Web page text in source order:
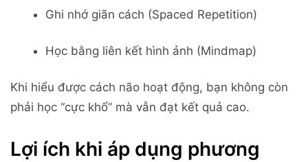
Ghi nhớ giãn cách (Spaced Repetition)
Học bằng liên kết hình ảnh (Mindmap)
Khi hiểu được cách não hoạt động, bạn không còn
phải học “cực khổ” mà vẫn đạt kết quả cao.
Lợi ích khi áp dụng phương